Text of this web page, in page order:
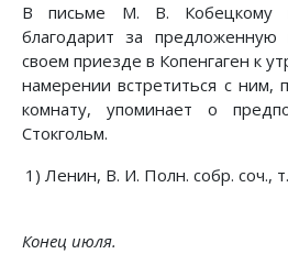
В письме М. В. Кобецкому
благодарит за
своем приезде в Копенгаген к
намерении встретиться с ним,
комнату, упоминает о
Стокгольм.
1) Ленин, В. И. Полн. собр. соч.,
Конец июля.